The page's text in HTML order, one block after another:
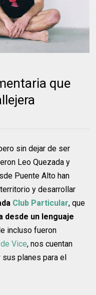
que
sin dejar de ser
Leo Quezada y
Puente Alto han
y desarrollar
Club Particular, que
desde un lenguaje
incluso fueron
Vice, nos cuentan
planes para el